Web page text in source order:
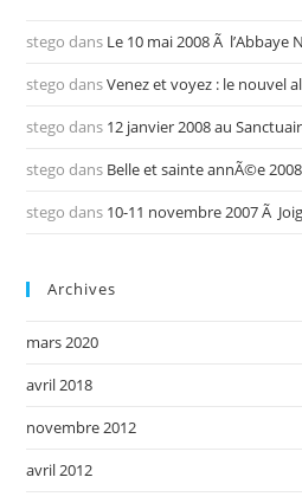
stego dans Le 10 mai 2008 Ã l’Abbaye
stego dansVenez et voyez : le nouvel
stego dans 12 janvier 2008 au
stego dans Belle et sainte annÃ©e
stego dans 10-11 novembre 2007 Ã
Archives
mars 2020
avril 2018
novembre 2012
avril 2012